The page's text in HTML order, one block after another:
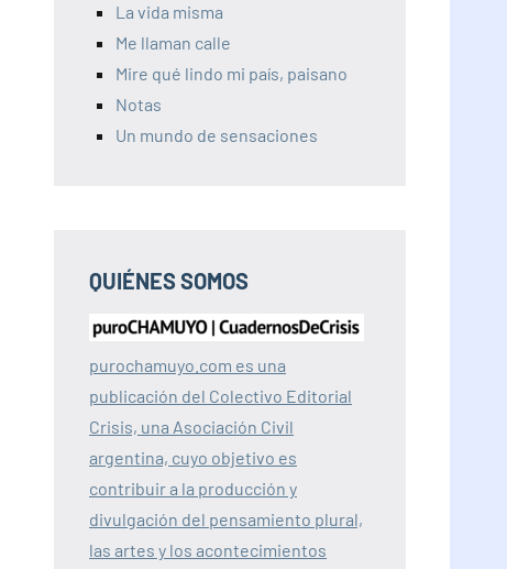
La vida misma
Me llaman calle
Mire qué lindo mi país, paisano
Notas
Un mundo de sensaciones
QUIÉNES SOMOS
purochamuyo.com es una
publicación del Colectivo Editorial
Crisis, una Asociación Civil
argentina, cuyo objetivo es
contribuir a la producción y
divulgación del pensamiento plural,
las artes y los acontecimientos